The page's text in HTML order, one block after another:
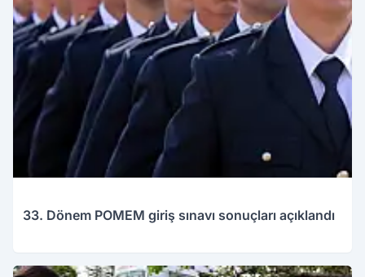
33. Dönem POMEM giriş sınavı sonuçları açıklandı